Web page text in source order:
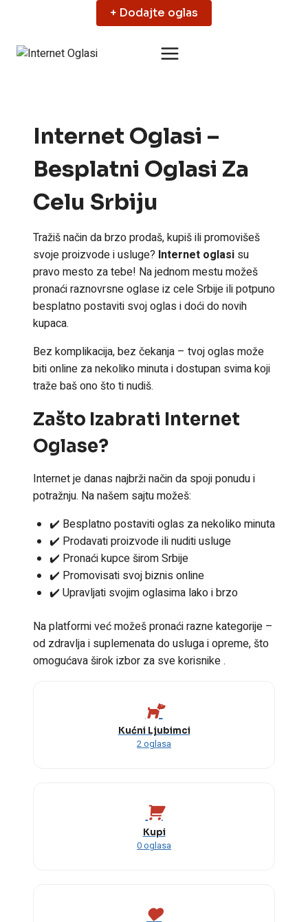
content
+ Dodajte oglas
Internet Oglasi –
Besplatni Oglasi Za
Celu Srbiju
Tražiš način da brzo prodaš, kupiš ili promovišeš
svoje proizvode i usluge? Internet oglasi su
pravo mesto za tebe! Na jednom mestu možeš
pronaći raznovrsne oglase iz cele Srbije ili potpuno
besplatno postaviti svoj oglas i doći do novih
kupaca.
Bez komplikacija, bez čekanja – tvoj oglas može
biti online za nekoliko minuta i dostupan svima koji
traže baš ono što ti nudiš.
Zašto Izabrati Internet
Oglase?
Internet je danas najbrži način da spoji ponudu i
potražnju. Na našem sajtu možeš:
✔️ Besplatno postaviti oglas za nekoliko minuta
✔️ Prodavati proizvode ili nuditi usluge
✔️ Pronaći kupce širom Srbije
✔️ Promovisati svoj biznis online
✔️ Upravljati svojim oglasima lako i brzo
Na platformi već možeš pronaći razne kategorije –
od zdravlja i suplemenata do usluga i opreme, što
omogućava širok izbor za sve korisnike .
Kućni Ljubimci
2 oglasa
Kupi
0 oglasa